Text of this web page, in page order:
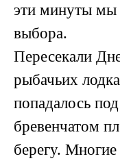
эти минуты мы
выбора.
Пересекали
рыбачьих
попадалось
бревенчатом
берегу.